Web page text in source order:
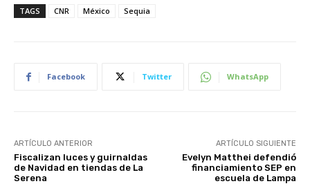
TAGS CNR México Sequia
Facebook Twitter WhatsApp
ARTÍCULO ANTERIOR
Fiscalizan luces y guirnaldas
de Navidad en tiendas de La
Serena
ARTÍCULO SIGUIENTE
Evelyn Matthei defendió
financiamiento SEP en
escuela de Lampa